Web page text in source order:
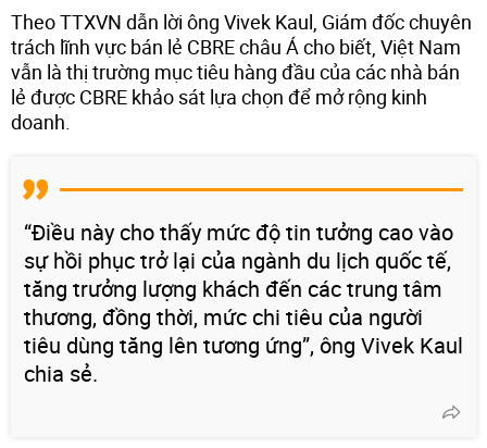
Theo TTXVN dẫn lời ông Vivek Kaul, Giám đốc chuyên
trách lĩnh vực bán lẻ CBRE châu Á cho biết, Việt Nam
vẫn là thị trường mục tiêu hàng đầu của các nhà bán
lẻ được CBRE khảo sát lựa chọn để mở rộng kinh
doanh.
“Điều này cho thấy mức độ tin tưởng cao vào
sự hồi phục trở lại của ngành du lịch quốc tế,
tăng trưởng lượng khách đến các trung tâm
thương, đồng thời, mức chi tiêu của người
tiêu dùng tăng lên tương ứng”, ông Vivek Kaul
chia sẻ.